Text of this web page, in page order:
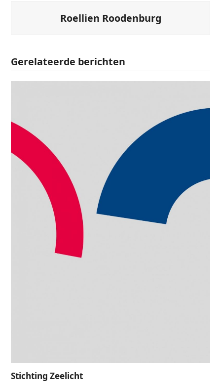
Roellien Roodenburg
Gerelateerde berichten
Stichting Zeelicht